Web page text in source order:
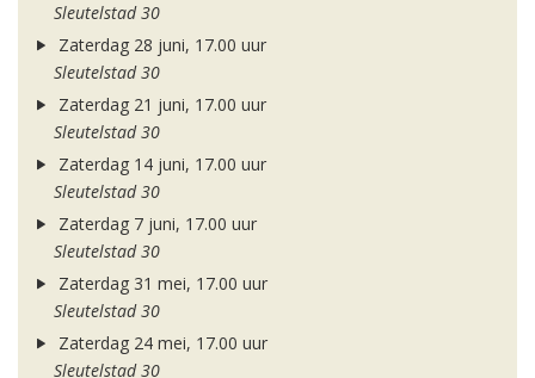
Sleutelstad 30
Zaterdag 28 juni, 17.00 uur
Sleutelstad 30
Zaterdag 21 juni, 17.00 uur
Sleutelstad 30
Zaterdag 14 juni, 17.00 uur
Sleutelstad 30
Zaterdag 7 juni, 17.00 uur
Sleutelstad 30
Zaterdag 31 mei, 17.00 uur
Sleutelstad 30
Zaterdag 24 mei, 17.00 uur
Sleutelstad 30